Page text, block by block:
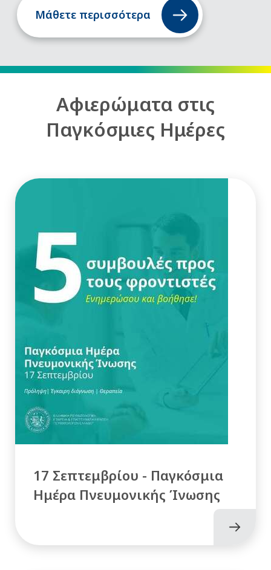
Μάθετε περισσότερα
Αφιερώματα στις
Παγκόσμιες Ημέρες
17 Σεπτεμβρίου - Παγκόσμια
Ημέρα Πνευμονικής Ίνωσης